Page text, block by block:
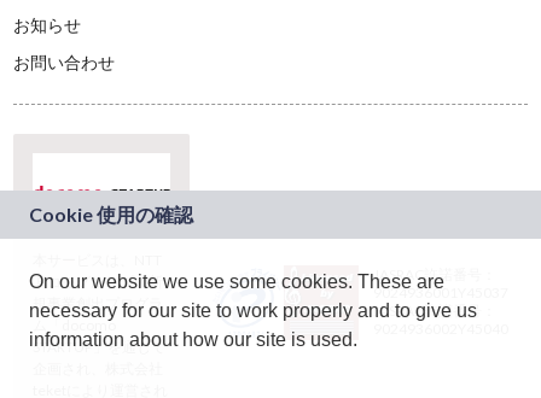
お知らせ
お問い合わせ
ドコモグループの新
規事業創出プログラ
ム「docomo
STARTUP」を通じて
JASRAC許諾番号：
9024936001Y45037
JASRAC許諾番号：
On our website we use some cookies. These are
necessary for our site to work properly and to give us
information about how our site is used.